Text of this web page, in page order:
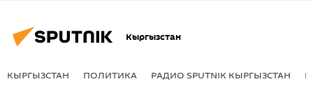
Кыргызстан
КЫРГЫЗСТАН ПОЛИТИКА РАДИО SPUTNIK КЫРГЫЗСТАН